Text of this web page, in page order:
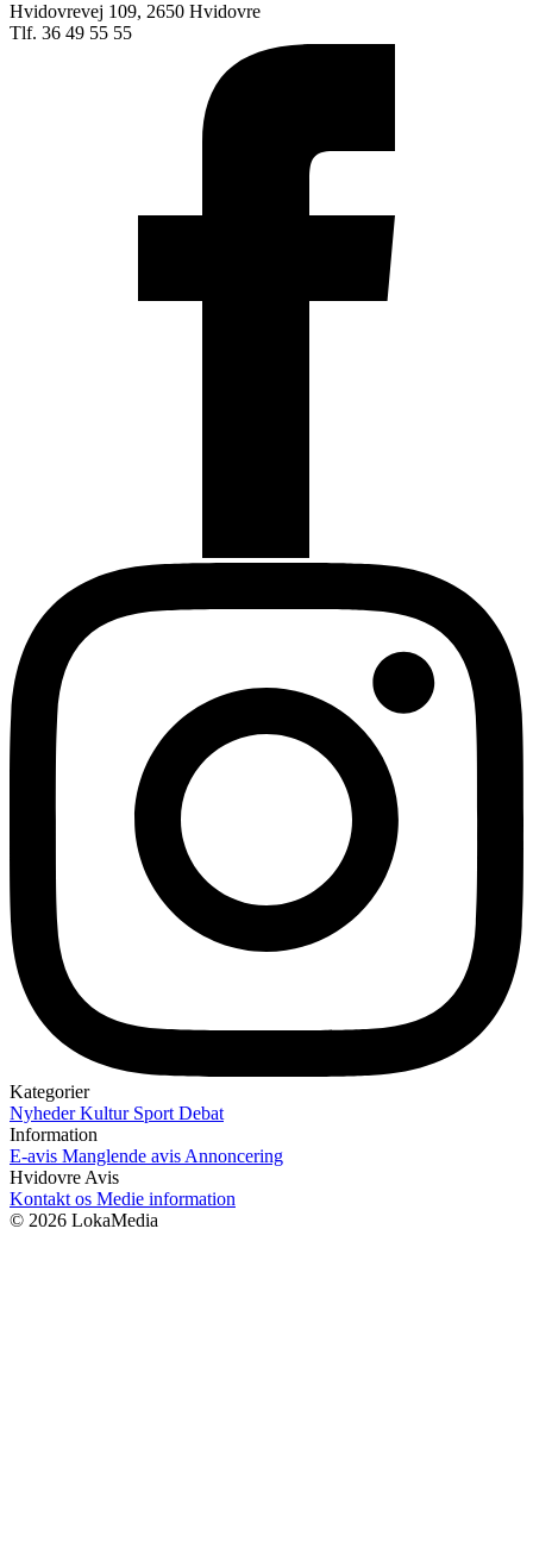
Hvidovrevej 109, 2650 Hvidovre
Tlf. 36 49 55 55
Kategorier
NyhederKultur Sport Debat
Information
E-avis Manglende avis Annoncering
Hvidovre Avis
Kontakt os Medie information
© 2026 LokaMedia